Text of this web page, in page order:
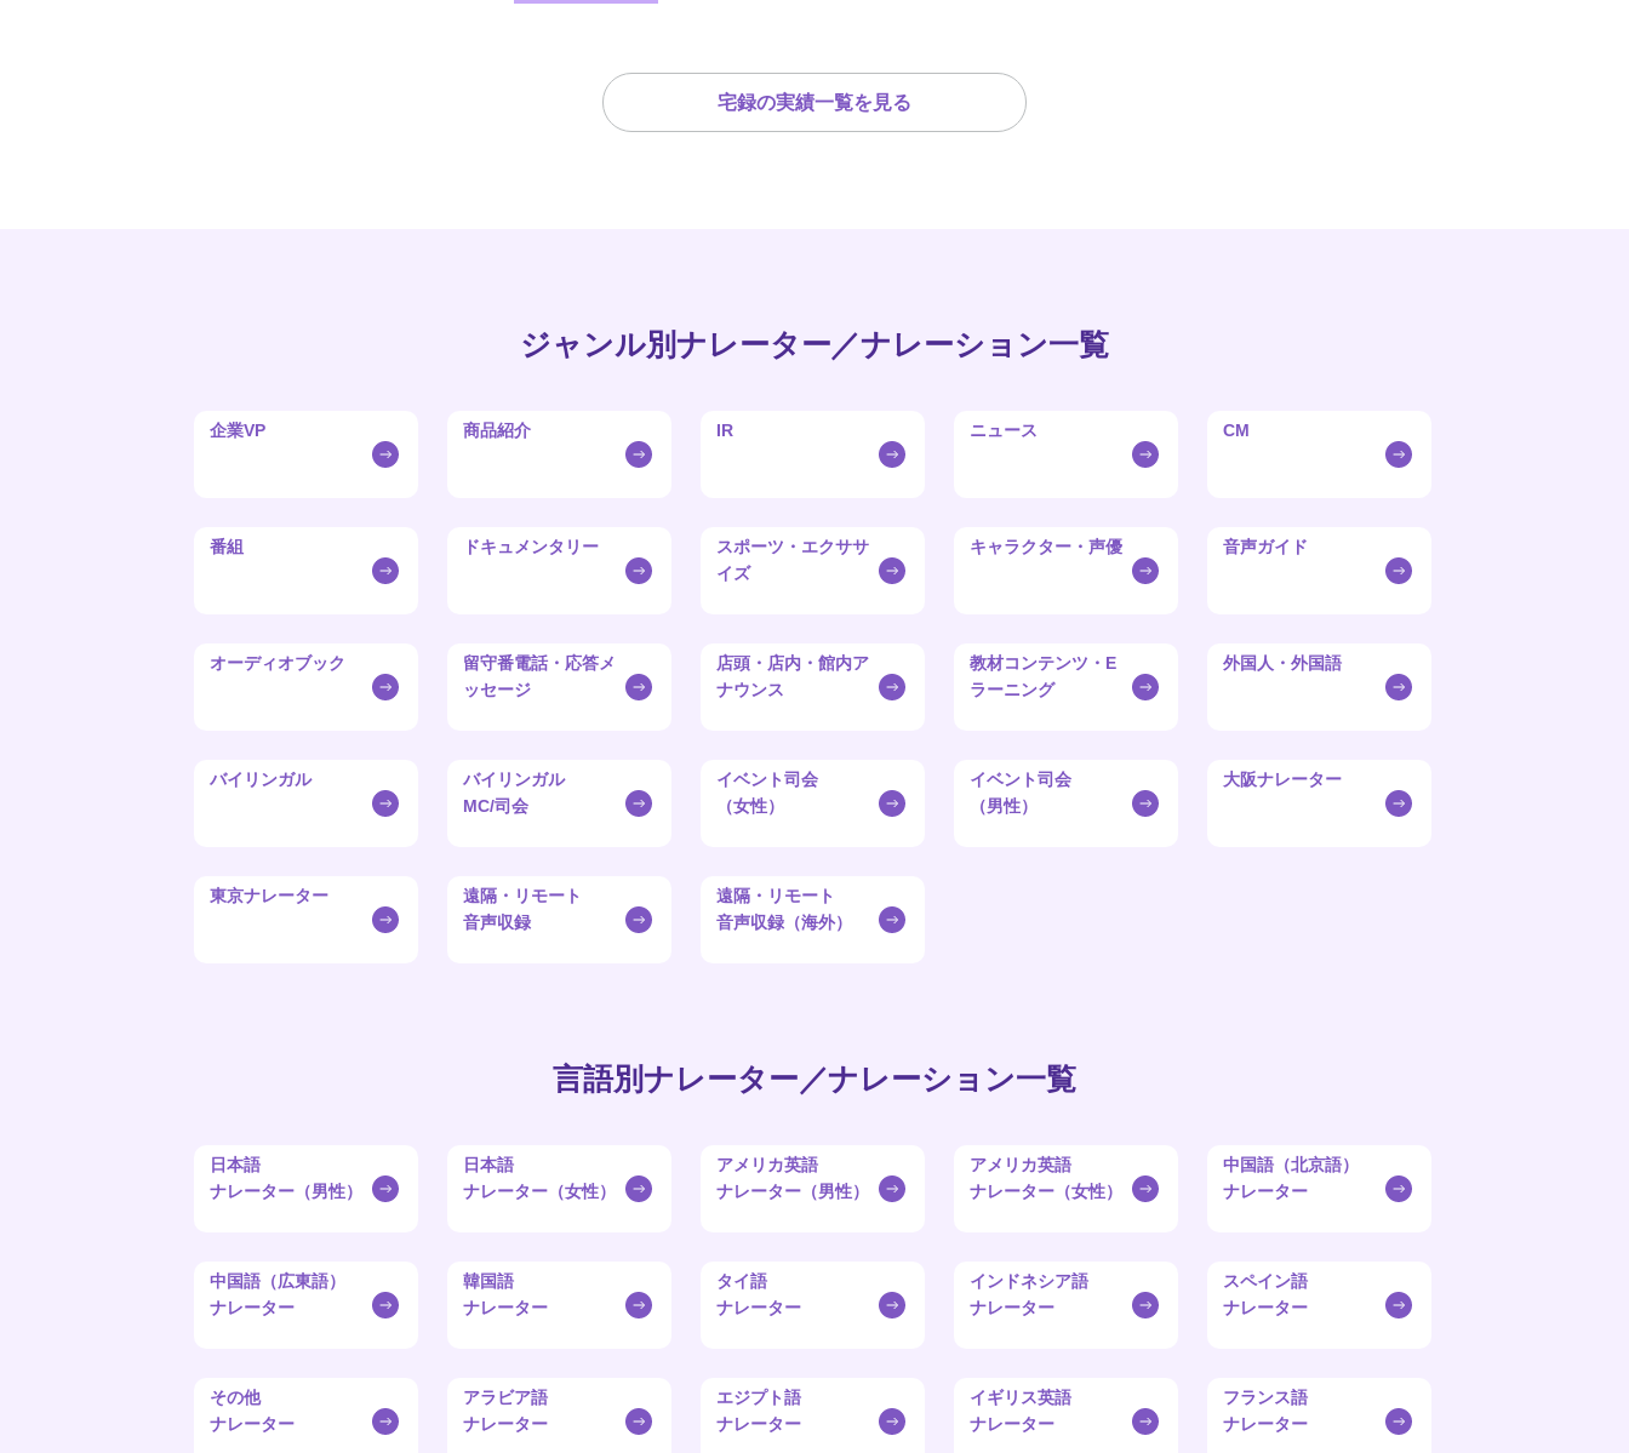
宅録の実績一覧を見る
ジャンル別ナレーター／ナレーション一覧
企業VP 商品紹介 IR ニュース CM
番組 ドキュメンタリー
スポーツ・エクササ
イズ
キャラクター・声優 音声ガイド
オーディオブック
留守番電話・応答メ
ッセージ
店頭・店内・館内ア
ナウンス
教材コンテンツ・E
ラーニング
外国人・外国語
バイリンガル
バイリンガル
MC/司会
イベント司会
（女性）
イベント司会
（男性）
大阪ナレーター
東京ナレーター
遠隔・リモート
音声収録
遠隔・リモート
音声収録（海外）
言語別ナレーター／ナレーション一覧
日本語
ナレーター（男性）
日本語
ナレーター（女性）
アメリカ英語
ナレーター（男性）
アメリカ英語
ナレーター（女性）
中国語（北京語）
ナレーター
中国語（広東語）
ナレーター
韓国語
ナレーター
タイ語
ナレーター
インドネシア語
ナレーター
スペイン語
ナレーター
その他
ナレーター
アラビア語
ナレーター
エジプト語
ナレーター
イギリス英語
ナレーター
フランス語
ナレーター